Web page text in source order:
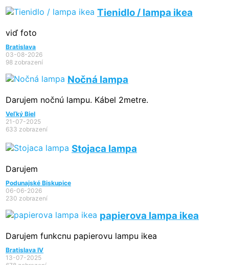
Tienidlo / lampa ikea
viď foto
Bratislava
03-08-2026
98 zobrazení
Nočná lampa
Darujem nočnú lampu. Kábel 2metre.
Veľký Biel
21-07-2025
633 zobrazení
Stojaca lampa
Darujem
Podunajské Biskupice
06-06-2026
230 zobrazení
papierova lampa ikea
Darujem funkcnu papierovu lampu ikea
Bratislava IV
13-07-2025